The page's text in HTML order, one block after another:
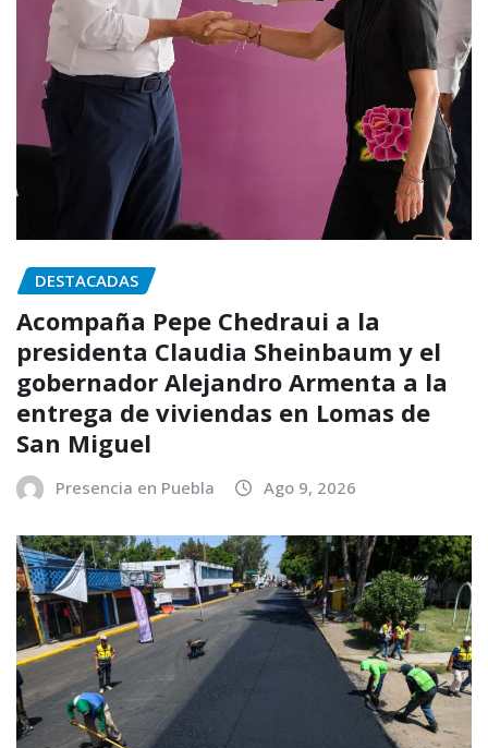
DESTACADAS
Acompaña Pepe Chedraui a la
presidenta Claudia Sheinbaum y el
gobernador Alejandro Armenta a la
entrega de viviendas en Lomas de
San Miguel
Presencia en Puebla Ago 9, 2026